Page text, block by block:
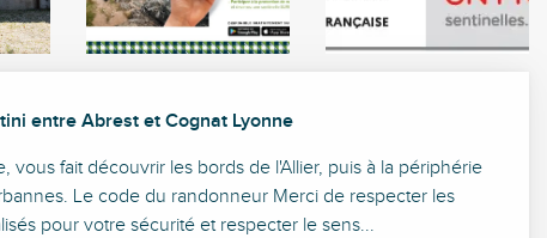
entre Abrest et Cognat Lyonne
vous fait découvrir les bords de l'Allier, puis à la périphérie
Le code du randonneur Merci de respecter les
pour votre sécurité et respecter le sens...